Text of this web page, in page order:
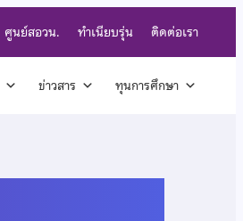
ศูนย์สอวน. ทำเนียบรุ่น ติดต่อเรา
ข่าวสาร ทุนการศึกษา